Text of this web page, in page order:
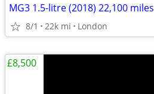
MG3 1.5-litre (2018) 22,100 miles
8/1 22k mi London
£8,500